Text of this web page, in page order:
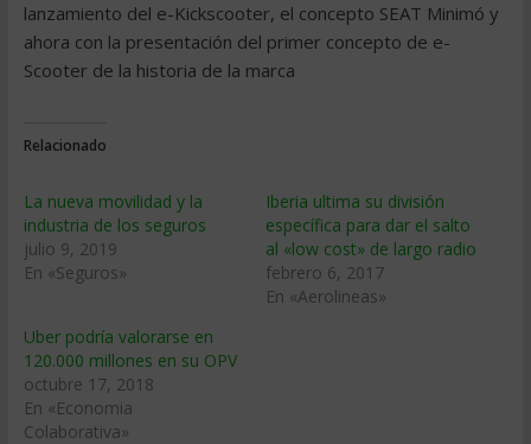
lanzamiento del e-Kickscooter, el concepto SEAT Minimó y
ahora con la presentación del primer concepto de e-
Scooter de la historia de la marca
Relacionado
La nueva movilidad y la
industria de los seguros
julio 9, 2019
En «Seguros»
Iberia ultima su división
específica para dar el salto
al «low cost» de largo radio
febrero 6, 2017
En «Aerolineas»
Uber podría valorarse en
120.000 millones en su OPV
octubre 17, 2018
En «Economia
Colaborativa»